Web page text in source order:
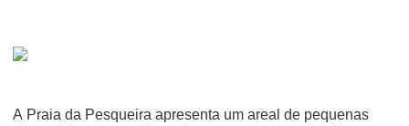
A Praia da Pesqueira apresenta um areal de pequenas